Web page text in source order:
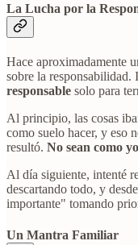
La Lucha por la
Hace aproximadamente
sobre la responsabilidad.
responsable solo para
Al principio, las cosas
como suelo hacer, y eso
resultó. No sean como yo
Al día siguiente, intenté
descartando todo, y
importante" tomando
Un Mantra Familiar